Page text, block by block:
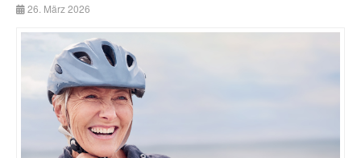
26. März 2026